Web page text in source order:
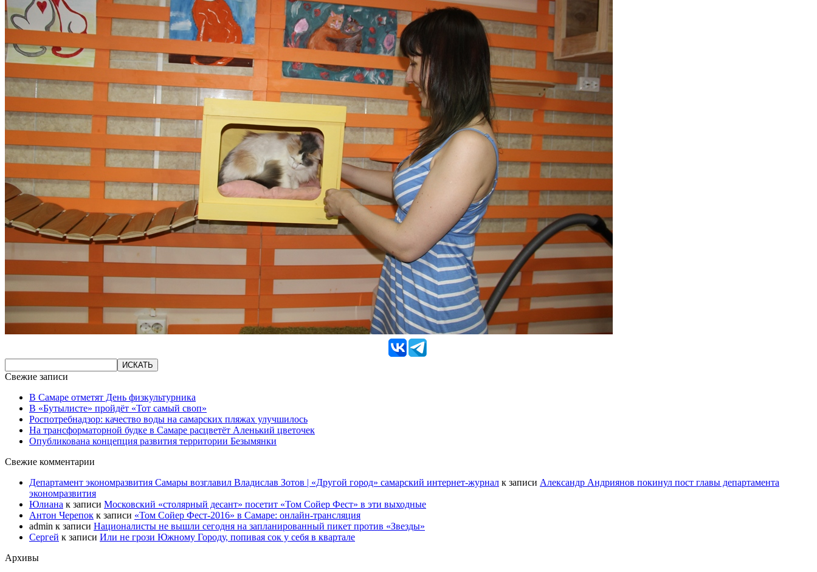
Свежие записи
В Самаре отметят День физкультурника
В «Бутылисте» пройдёт «Тот самый своп»
Роспотребнадзор: качество воды на самарских пляжах улучшилось
На трансформаторной будке в Самаре расцветёт Аленький цветочек
Опубликована концепция развития территории Безымянки
Свежие комментарии
Департамент экономразвития Самары возглавил Владислав Зотов | «Другой город» самарский интернет-журнал к записи Александр Андриянов покинул пост главы департамента
экономразвития
Юлиана к записи Московский «столярный десант» посетит «Том Сойер Фест» в эти выходные
Антон Черепок к записи «Том Сойер Фест-2016» в Самаре: онлайн-трансляция
admin к записи Националисты не вышли сегодня на запланированный пикет против «Звезды»
Сергей к записи Или не грози Южному Городу, попивая сок у себя в квартале
Архивы